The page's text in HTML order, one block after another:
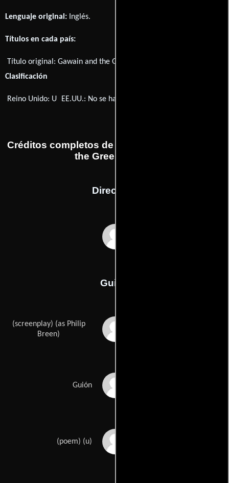
Lenguaje original: Inglés.
Títulos en cada país:
Título original:Gawain and the Green Knight
Clasificación
Reino Unido: U EE.UU.: No se ha clasificado
Créditos completos de la película Gawain and
the Green Knight
Dirección
Guión
(screenplay) (as Philip
Breen)
Guión
(poem) (u)